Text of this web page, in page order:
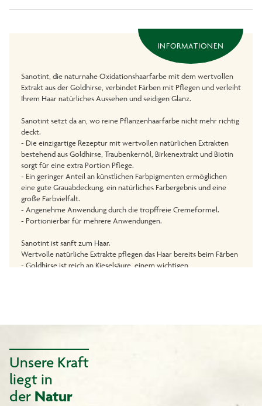
INFORMATIONEN
Sanotint, die naturnahe Oxidationshaarfarbe mit dem wertvollen
Extrakt aus der Goldhirse, verbindet Färben mit Pflegen und verleiht
Ihrem Haar natürliches Aussehen und seidigen Glanz.
Sanotint setzt da an, wo reine Pflanzenhaarfarbe nicht mehr richtig
deckt.
- Die einzigartige Rezeptur mit wertvollen natürlichen Extrakten
bestehend aus Goldhirse, Traubenkernöl, Birkenextrakt und Biotin
sorgt für eine extra Portion Pflege.
- Ein geringer Anteil an künstlichen Farbpigmenten ermöglichen
eine gute Grauabdeckung, ein natürliches Farbergebnis und eine
große Farbvielfalt.
- Angenehme Anwendung durch die tropffreie Cremeformel.
- Portionierbar für mehrere Anwendungen.
Sanotint ist sanft zum Haar.
Wertvolle natürliche Extrakte pflegen das Haar bereits beim Färben
- Goldhirse ist reich an Kieselsäure, einem wichtigen
1 Tube Colorationscreme 55 ml
1 Flasche Entwickleremulsion 55 ml
1 Flasche Revitalisierungsbalsam 15 ml
1 Paar Handschuhe
1 Gebrauchsanweisung
Unsere Kraft
liegt in
der Natur